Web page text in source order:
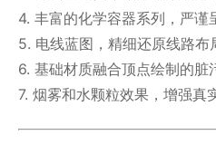
4. 丰富的化学容器系列，严谨
5. 电线蓝图，精细还原线路布
6. 基础材质融合顶点绘制的脏
7. 烟雾和水颗粒效果，增强真